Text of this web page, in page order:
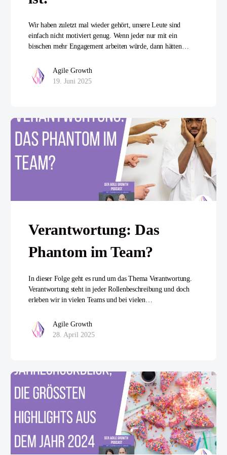
Wir haben zuletzt mal wieder gehört, unsere Leute sind
einfach nicht motiviert genug. Wenn jeder nur mit ein
bisschen mehr Engagement arbeiten würde, dann hätten…
Agile Growth
19. Juni 2025
Verantwortung: Das
Phantom im Team?
In dieser Folge geht es rund um das Thema Verantwortung.
Verantwortung steht in jeder Rollenbeschreibung und doch
erleben wir in vielen Teams und bei vielen…
Agile Growth
28. April 2025